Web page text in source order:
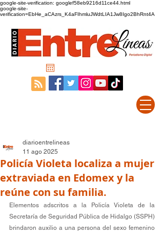
google-site-verification: googlef58eb9216d11ce44.html
google-site-
verification=EbHe_aCAzrs_K4aFIhmluJWdtLIA1Jw8Igo2BhRnt4A
Policía Violeta localiza a mujer
extraviada en Edomex y la
reúne con su familia.
diarioentrelineas
11 ago 2025
Elementos adscritos a la Policía Violeta de la
Secretaría de Seguridad Pública de Hidalgo (SSPH)
brindaron auxilio a una persona del sexo femenino